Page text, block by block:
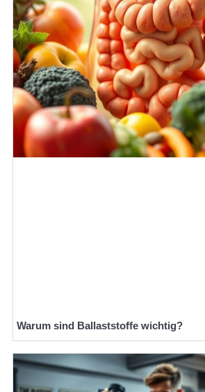
Warum sind Ballaststoffe wichtig?